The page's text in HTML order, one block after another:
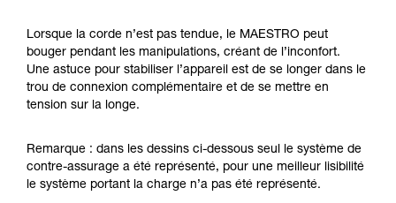
Lorsque la corde n’est pas tendue, le MAESTRO peut
bouger pendant les manipulations, créant de l’inconfort.
Une astuce pour stabiliser l’appareil est de se longer dans le
trou de connexion complémentaire et de se mettre en
tension sur la longe.
Remarque : dans les dessins ci-dessous seul le système de
contre-assurage a été représenté, pour une meilleur lisibilité
le système portant la charge n’a pas été représenté.